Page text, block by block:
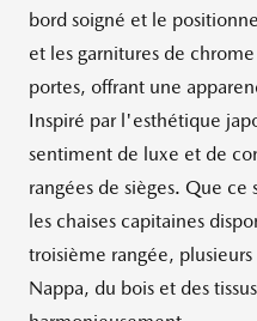
bord soigné et le
et les garnitures de
portes, offrant une
Inspiré par l'esthétique
sentiment de luxe et de
rangées de sièges. Que ce
les chaises capitaines
troisième rangée,
Nappa, du bois et des